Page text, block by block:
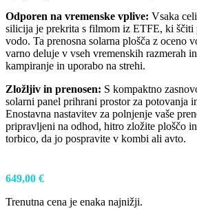
Odporen na vremenske vplive: Vsaka
silicija je prekrita s filmom iz ETFE, ki ščiti
vodo. Ta prenosna solarna plošča z oceno
varno deluje v vseh vremenskih razmerah
kampiranje in uporabo na strehi.
Zložljiv in prenosen: S kompaktno
solarni panel prihrani prostor za potovanja
Enostavna nastavitev za polnjenje vaše
pripravljeni na odhod, hitro zložite ploščo
torbico, da jo pospravite v kombi ali avto.
649,00 €
Trenutna cena je enaka najnižji.